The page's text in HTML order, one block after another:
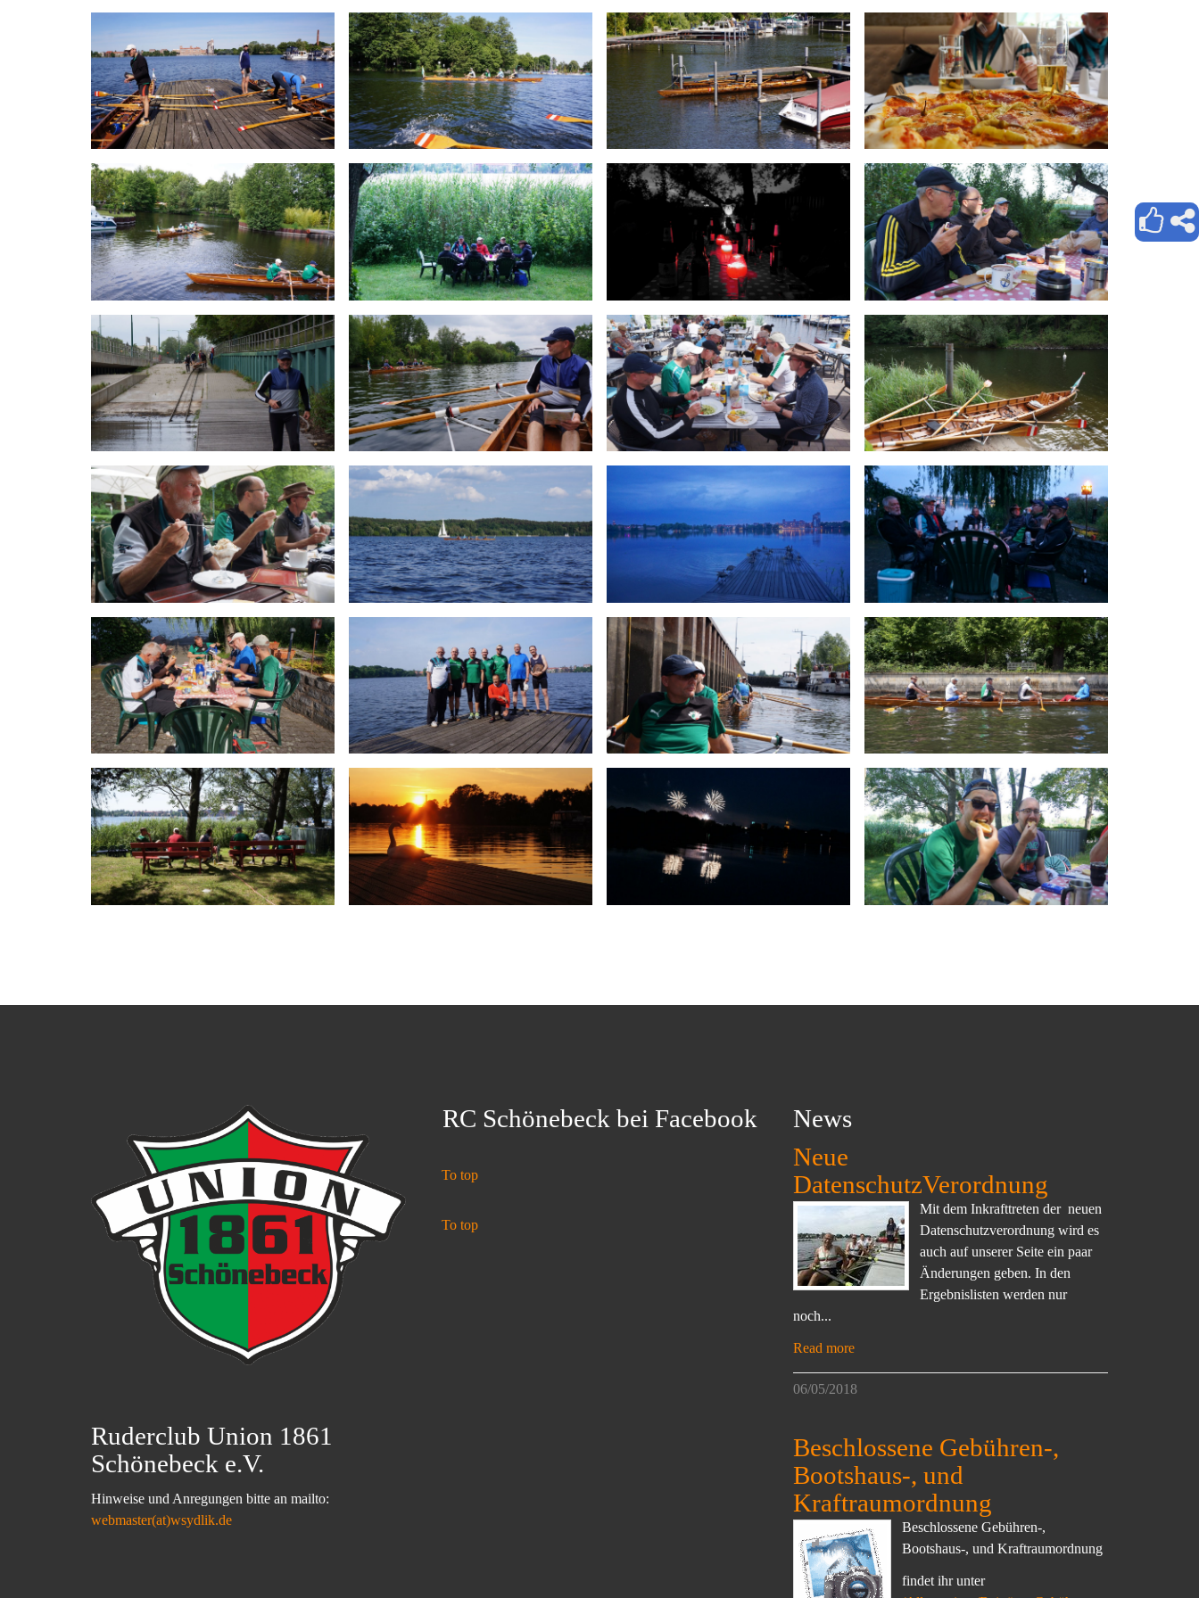
Ruderclub Union 1861
Schönebeck e.V.
Hinweise und Anregungen bitte an mailto:
webmaster(at)wsydlik.de
RC Schönebeck bei Facebook
To top
To top
News
Neue
DatenschutzVerordnung
Mit dem Inkrafttreten der neuen
Datenschutzverordnung wird es
auch auf unserer Seite ein paar
Änderungen geben. In den
Ergebnislisten werden nur
noch...
Read more
06/05/2018
Beschlossene Gebühren-,
Bootshaus-, und
Kraftraumordnung
Beschlossene Gebühren-,
Bootshaus-, und Kraftraumordnung
findet ihr unter